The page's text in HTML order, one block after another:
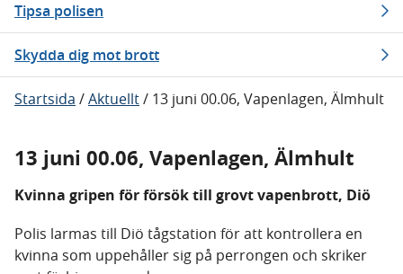
Tipsa polisen
Skydda dig mot brott
Startsida /Aktuellt/ 13 juni 00.06, Vapenlagen, Älmhult
13 juni 00.06, Vapenlagen, Älmhult
Kvinna gripen för försök till grovt vapenbrott, Diö
Polis larmas till Diö tågstation för att kontrollera en
kvinna som uppehåller sig på perrongen och skriker